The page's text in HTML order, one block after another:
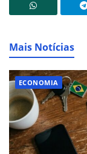
Mais Notícias
ECONOMIA